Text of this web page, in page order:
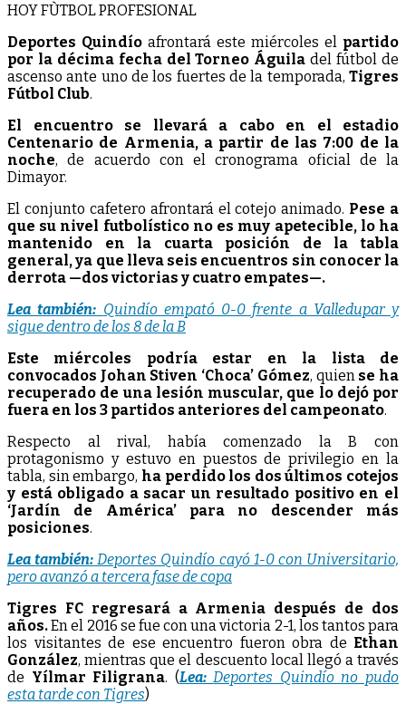
HOY FÙTBOL PROFESIONAL
Deportes Quindío afrontará este miércoles el partido
por la décima fecha del Torneo Águila del fútbol de
ascenso ante uno de los fuertes de la temporada, Tigres
Fútbol Club.
El encuentro se llevará a cabo en el estadio
Centenario de Armenia, a partir de las 7:00 de la
noche, de acuerdo con el cronograma oficial de la
Dimayor.
El conjunto cafetero afrontará el cotejo animado. Pese a
que su nivel futbolístico no es muy apetecible, lo ha
mantenido en la cuarta posición de la tabla
general, ya que lleva seis encuentros sin conocer la
derrota —dos victorias y cuatro empates—.
Lea también: Quindío empató 0-0 frente a Valledupar y
sigue dentro de los 8 de la B
Este miércoles podría estar en la lista de
convocados Johan Stiven ‘Choca’ Gómez, quiense ha
recuperado de una lesión muscular, que lo dejó por
fuera en los 3 partidos anteriores del campeonato.
Respecto al rival, había comenzado la B con
protagonismo y estuvo en puestos de privilegio en la
tabla, sin embargo, ha perdido los dos últimos cotejos
y está obligado a sacar un resultado positivo en el
‘Jardín de América’ para no descender más
posiciones.
Lea también: Deportes Quindío cayó 1-0 con Universitario,
pero avanzó a tercera fase de copa
Tigres FC regresará a Armenia después de dos
años.En el 2016 se fue con una victoria 2-1, los tantos para
los visitantes de ese encuentro fueron obra de Ethan
González, mientras que el descuento local llegó a través
de Yílmar Filigrana. (Lea:Deportes Quindío no pudo
esta tarde con Tigres)